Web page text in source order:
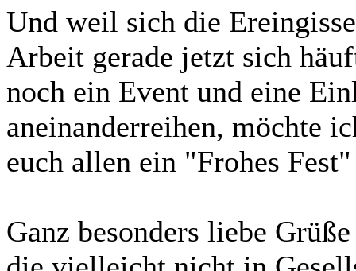
Und weil sich die
Arbeit gerade jetzt sich
noch ein Event und eine
aneinanderreihen, möchte
euch allen ein "Frohes
Ganz besonders liebe